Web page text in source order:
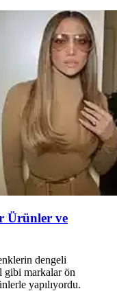
Ürünler ve
dengeli
gibi markalar ön
yapılıyordu.